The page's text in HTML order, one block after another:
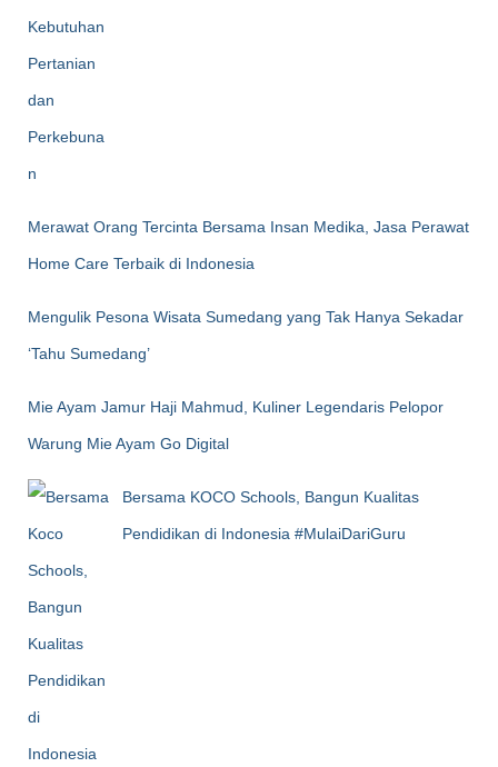
Merawat Orang Tercinta Bersama Insan Medika, Jasa Perawat
Home Care Terbaik di Indonesia
Mengulik Pesona Wisata Sumedang yang Tak Hanya Sekadar
‘Tahu Sumedang’
Mie Ayam Jamur Haji Mahmud, Kuliner Legendaris Pelopor
Warung Mie Ayam Go Digital
Bersama KOCO Schools, Bangun Kualitas
Pendidikan di Indonesia #MulaiDariGuru